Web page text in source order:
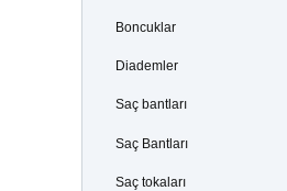
Boncuklar
Diademler
Saç bantları
Saç Bantları
Saç tokaları